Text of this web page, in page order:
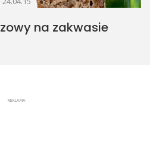
na zakwasie
REKLAMA